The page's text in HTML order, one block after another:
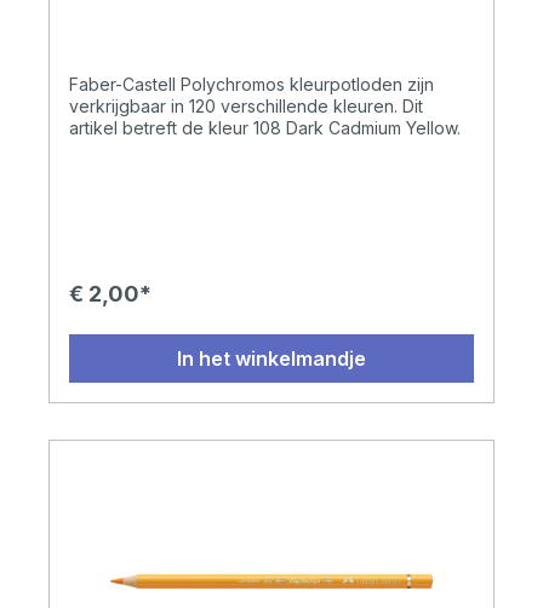
Faber-Castell Polychromos kleurpotloden zijn
verkrijgbaar in 120 verschillende kleuren. Dit
artikel betreft de kleur 108 Dark Cadmium Yellow.
€ 2,00*
In het winkelmandje